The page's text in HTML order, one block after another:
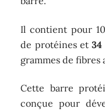
Il contient pour
de protéines et34
grammes de fibres
Cette barre
conçue pour